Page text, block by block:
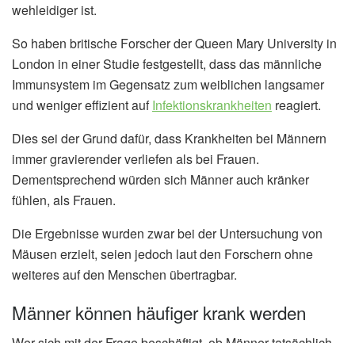
wehleidiger ist.
So haben britische Forscher der Queen Mary University in
London in einer Studie festgestellt, dass das männliche
Immunsystem im Gegensatz zum weiblichen langsamer
und weniger effizient aufInfektionskrankheiten reagiert.
Dies sei der Grund dafür, dass Krankheiten bei Männern
immer gravierender verliefen als bei Frauen.
Dementsprechend würden sich Männer auch kränker
fühlen, als Frauen.
Die Ergebnisse wurden zwar bei der Untersuchung von
Mäusen erzielt, seien jedoch laut den Forschern ohne
weiteres auf den Menschen übertragbar.
Männer können häufiger krank werden